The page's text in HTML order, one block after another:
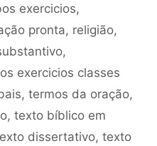
exercicios,
pronta, religião,
,
exercicios classes
, termos da oração,
, texto bíblico em
dissertativo, texto